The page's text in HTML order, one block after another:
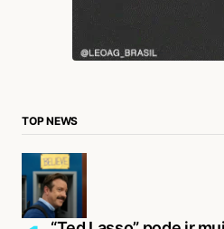
TOP NEWS